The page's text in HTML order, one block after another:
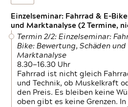
Einzelseminar: Fahrrad & E-
und Marktanalyse (2 Termine,
Termin 2/2: Einzelseminar:
Bike: Bewertung, Schäden und
Marktanalyse
8.30—16.30 Uhr
Fahrrad ist nicht gleich
und Technik, ob Muskelkraft
den Preis. Es bleiben keine
oben gibt es keine Grenzen.